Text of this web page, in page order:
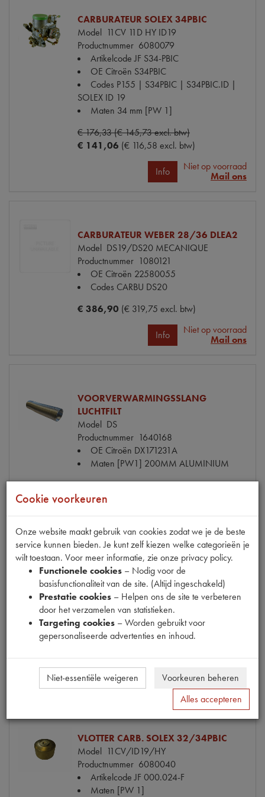
CARBURATEUR SOLEX 34PBIC
Model 11CV 11D HY ID19
Productnummer 6080079
Artikelcode JF S34-PBIC
OE Citroën S34PBIC
Codes P155 | S34PBIC | S34PBIC.ID |
SOLEX ID 19
Maten 34 mm [PW 1]
€ 176,33 (€ 145,73 excl. btw)
€ 141,06 (€ 116,58 excl. btw)
Info
Niet op voorraad
Mail ons
CARBURATEUR WEBER 28/36 DLEA2
Model DS19/DS20 MECANIQUE
Productnummer 1080121
OE Citroën 22580055
Codes CARBU DS20
€ 386,90 (€ 319,75 excl. btw)
Info
Niet op voorraad
Mail ons
VOORVERWARMINGSSLANG
LUCHTFILT
Model DS
Productnummer 1640168
OE Citroën DX171231A
Maten [PW1] 200MM ALUMINIUM
€ 10,50(€ 8,68 excl. btw)
RUBBER RING OP CARBURATEUR
ModelDS ->65
Productnummer1080117
OE Citroën DS142106
Maten [PW 1]
Info
Mail ons
VLOTTER CARB. SOLEX 32/34PBIC
Model 11CV/ID19/HY
Productnummer 6080040
Artikelcode JF000.024-F
Maten [PW 1]
Cookie voorkeuren
Onze website maakt gebruik van cookies zodat we je de beste
service kunnen bieden. Je kunt zelf kiezen welke categorieën je
wilt toestaan. Voor meer informatie, zie onze privacy policy.
Functionele cookies – Nodig voor de
basisfunctionaliteit van de site. (Altijd ingeschakeld)
Prestatie cookies – Helpen ons de site te verbeteren
door het verzamelen van statistieken.
Targeting cookies – Worden gebruikt voor
gepersonaliseerde advertenties en inhoud.
Niet-essentiële weigeren
Voorkeuren beheren
Alles accepteren